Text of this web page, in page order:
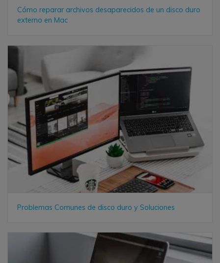
Cómo reparar archivos desaparecidos de un disco duro
externo en Mac
Problemas Comunes de disco duro y Soluciones